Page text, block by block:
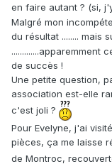
en faire autant ? (si,
Malgré mon
du résultat ........ mais
.............apparemment
de succès !
Une petite question,
association est-elle
c'est joli ?
Pour Evelyne, j'ai
pièces, ça me laisse
de Montroc,